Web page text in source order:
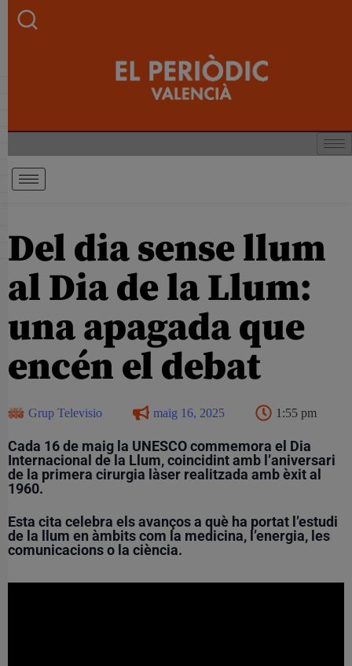
Del dia sense llum
al Dia de la Llum:
una apagada que
encén el debat
Grup Televisio maig 16, 2025 1:55 pm
Cada 16 de maig la UNESCO commemora el Dia
Internacional de la Llum, coincidint amb l’aniversari
de la primera cirurgia làser realitzada amb èxit al
1960.
Esta cita celebra els avanços a què ha portat l’estudi
de la llum en àmbits com la medicina, l’energia, les
comunicacions o la ciència.